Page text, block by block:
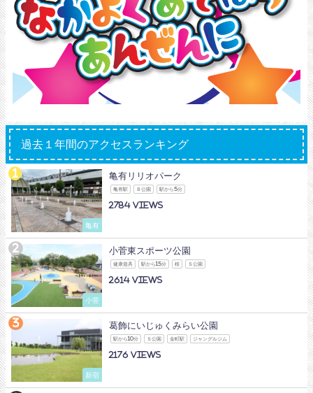
過去１年間のアクセスランキング
亀有
亀有リリオパーク
亀有駅 Ｂ公園 駅から5分
2784
小菅
小菅東スポーツ公園
健康遊具 駅から15分 桜 Ｓ公園
2614
新宿
葛飾にいじゅくみらい公園
駅から10分 Ｓ公園 金町駅 ジャングルジム
2176